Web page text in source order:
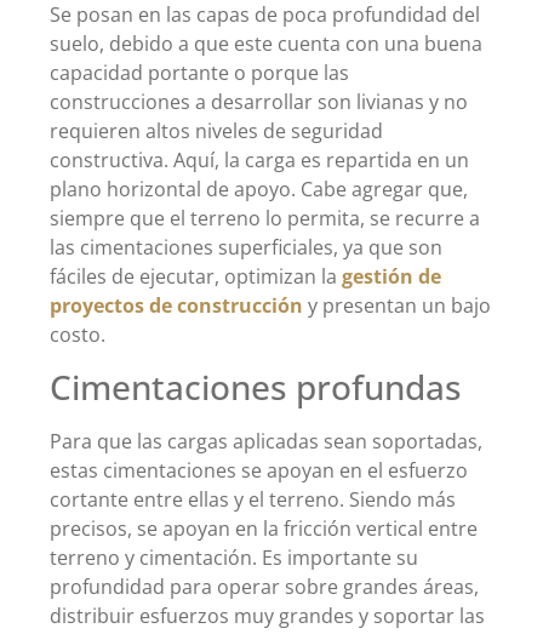
Se posan en las capas de poca profundidad del
suelo, debido a que este cuenta con una buena
capacidad portante o porque las
construcciones a desarrollar son livianas y no
requieren altos niveles de seguridad
constructiva. Aquí, la carga es repartida en un
plano horizontal de apoyo. Cabe agregar que,
siempre que el terreno lo permita, se recurre a
las cimentaciones superficiales, ya que son
fáciles de ejecutar, optimizan la gestión de
proyectos de construcción y presentan un bajo
costo.
Cimentaciones profundas
Para que las cargas aplicadas sean soportadas,
estas cimentaciones se apoyan en el esfuerzo
cortante entre ellas y el terreno. Siendo más
precisos, se apoyan en la fricción vertical entre
terreno y cimentación. Es importante su
profundidad para operar sobre grandes áreas,
distribuir esfuerzos muy grandes y soportar las